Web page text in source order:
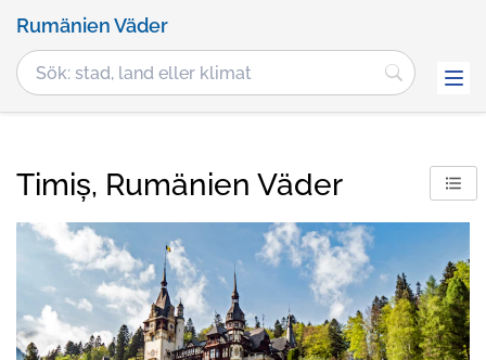
Rumänien Väder
Timiș, Rumänien Väder